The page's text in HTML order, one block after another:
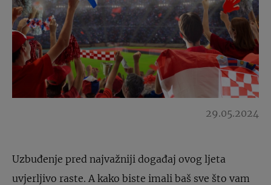
29.05.2024
Uzbuđenje pred najvažniji događaj ovog ljeta
uvjerljivo raste. A kako biste imali baš sve što vam